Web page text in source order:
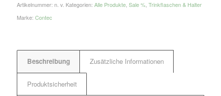
Artikelnummer: n. v. Kategorien: Alle Produkte, Sale %, Trinkflaschen & Halter
Marke: Contec
Beschreibung Zusätzliche Informationen
Produktsicherheit